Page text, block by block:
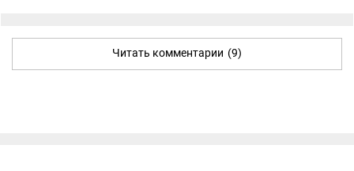
Читать комментарии (9)